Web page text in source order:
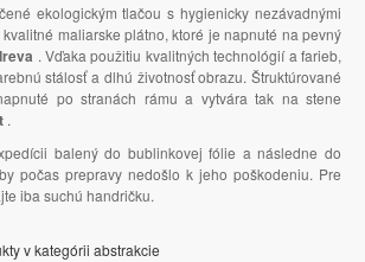
ekologickým tlačou s hygienicky nezávadnými
maliarske plátno, ktoré je napnuté na pevný
. Vďaka použitiu kvalitných technológií a farieb,
stálosť a dlhú životnosť obrazu. Štruktúrované
po stranách rámu a vytvára tak na stene
.
balený do bublinkovej fólie a následne do
počas prepravy nedošlo k jeho poškodeniu. Pre
iba suchú handričku.
v kategórii abstrakcie